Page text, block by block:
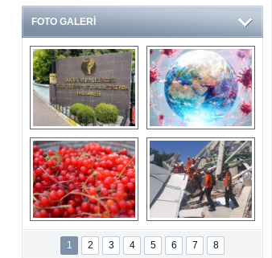
FOTO GALERİ
Ve burası da bir
devlet hastanesi
14 soruda
Koronavirüs
hakkında kendinizi
test edin...
Gilaburu meyvesi
kanserden koruyor
Endonezya’daki
deprem: Ölü sayısı
bin 203'e yükseldi
1 2 3 4 5 6 7 8